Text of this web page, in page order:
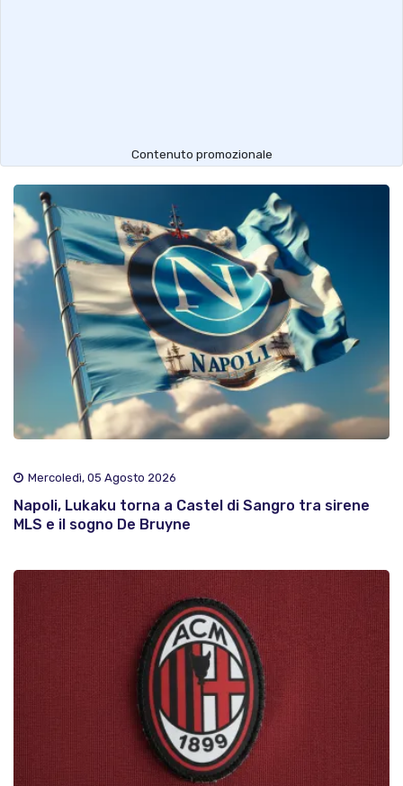
Contenuto promozionale
Mercoledì, 05 Agosto 2026
Napoli, Lukaku torna a Castel di Sangro tra sirene
MLS e il sogno De Bruyne